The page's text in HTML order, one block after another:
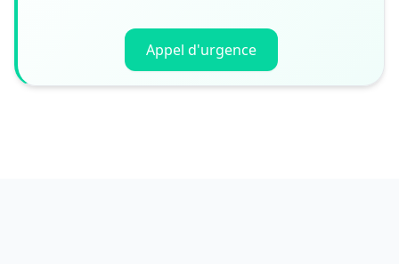
Appel d'urgence